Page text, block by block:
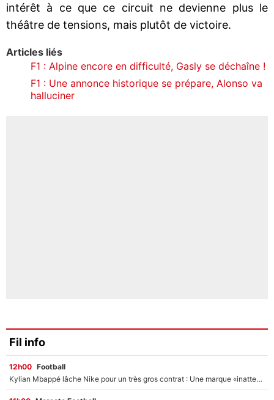
intérêt à ce que ce circuit ne devienne plus le
théâtre de tensions, mais plutôt de victoire.
Articles liés
F1 : Alpine encore en difficulté, Gasly se déchaîne !
F1 : Une annonce historique se prépare, Alonso va
halluciner
Fil info
12h00 Football
Kylian Mbappé lâche Nike pour un très gros contrat : Une marque «inattendue» va frapper très fort